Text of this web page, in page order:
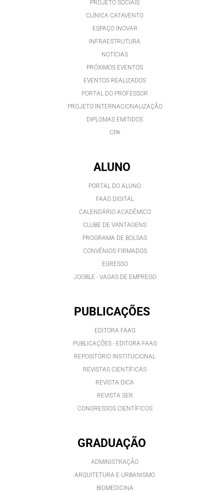
PROJETO SOCIAIS
CLÍNICA CATAVENTO
ESPAÇO INOVAR
INFRAESTRUTURA
NOTÍCIAS
PRÓXIMOS EVENTOS
EVENTOS REALIZADOS
PORTAL DO PROFESSOR
PROJETO INTERNACIONALIZAÇÃO
DIPLOMAS EMITIDOS
CPA
ALUNO
PORTAL DO ALUNO
FAAG DIGITAL
CALENDÁRIO ACADÊMICO
CLUBE DE VANTAGENS
PROGRAMA DE BOLSAS
CONVÊNIOS FIRMADOS
EGRESSO
JOOBLE - VAGAS DE EMPREGO
PUBLICAÇÕES
EDITORA FAAG
PUBLICAÇÕES - EDITORA FAAG
REPOSITÓRIO INSTITUCIONAL
REVISTAS CIENTÍFICAS
REVISTA DICA
REVISTA SER
CONGRESSOS CIENTÍFICOS
GRADUAÇÃO
ADMINISTRAÇÃO
ARQUITETURA E URBANISMO
BIOMEDICINA